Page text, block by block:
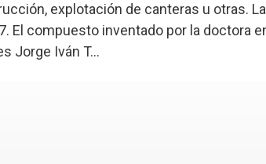
explotación de canteras u otras.
El compuesto inventado por la doctora
Jorge Iván T...